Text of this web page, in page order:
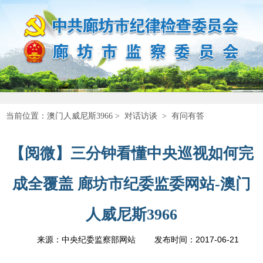
当前位置： 澳门人威尼斯3966 > 对话访谈 > 有问有答
【阅微】三分钟看懂中央巡视如何完
成全覆盖 廊坊市纪委监委网站-澳门
人威尼斯3966
来源：中央纪委监察部网站 发布时间： 2017-06-21